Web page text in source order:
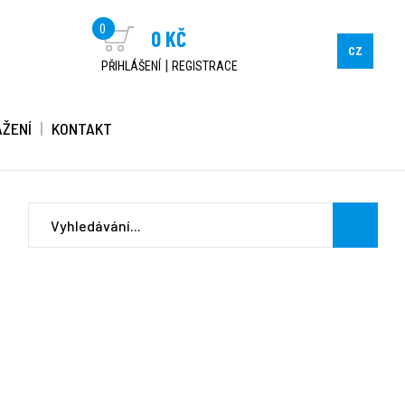
KONTAKT
0 0 KČ
PŘIHLÁŠENÍ | REGISTRACE
CZ